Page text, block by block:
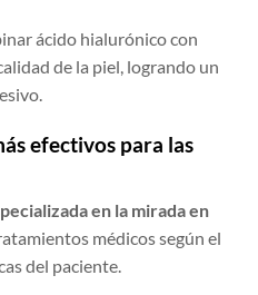
ácido hialurónico con
de la piel, logrando un
efectivos para las
en la mirada en
médicos según el
del paciente.